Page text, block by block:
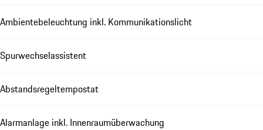
Ambientebeleuchtung inkl. Kommunikationslicht
Spurwechselassistent
Abstandsregeltempostat
Alarmanlage inkl. Innenraumüberwachung